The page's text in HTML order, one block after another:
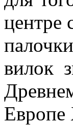
центре
вилок
Европе